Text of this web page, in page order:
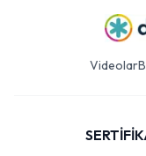
Videolar